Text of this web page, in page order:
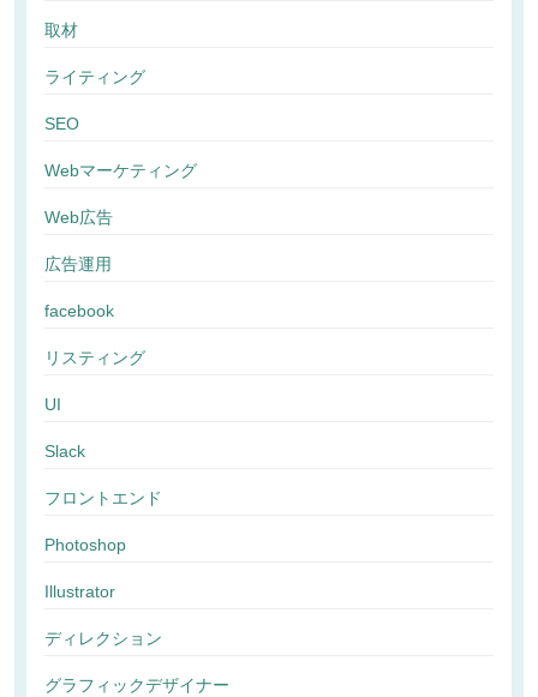
取材
ライティング
SEO
Webマーケティング
Web広告
広告運用
facebook
リスティング
UI
Slack
フロントエンド
Photoshop
Illustrator
ディレクション
グラフィックデザイナー